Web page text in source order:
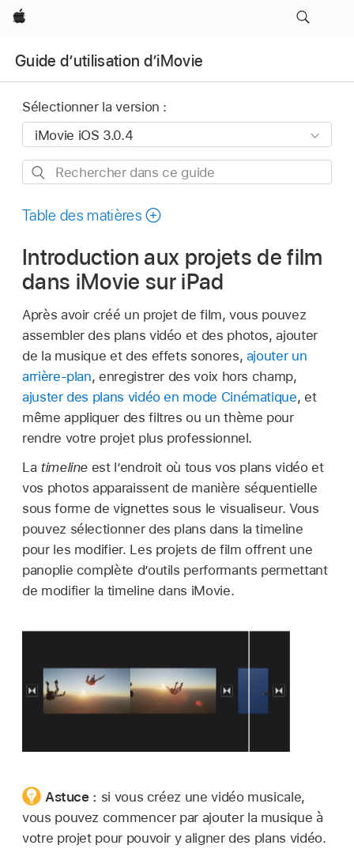
Apple
Guide d’utilisation d’iMovie
Sélectionner la version :
Rechercher
ce
Table des matières
Introduction aux projets de film
dans iMovie sur iPad
Après avoir créé un projet de film, vous pouvez
assembler des plans vidéo et des photos, ajouter
de la musique et des effets sonores, ajouter un
arrière-plan, enregistrer des voix hors champ,
ajuster des plans vidéo en mode Cinématique, et
même appliquer des filtres ou un thème pour
rendre votre projet plus professionnel.
La timeline est l’endroit où tous vos plans vidéo et
vos photos apparaissent de manière séquentielle
sous forme de vignettes sous le visualiseur. Vous
pouvez sélectionner des plans dans la timeline
pour les modifier. Les projets de film offrent une
panoplie complète d’outils performants permettant
de modifier la timeline dans iMovie.
Astuce : si vous créez une vidéo musicale,
vous pouvez commencer par ajouter la musique à
votre projet pour pouvoir y aligner des plans vidéo.